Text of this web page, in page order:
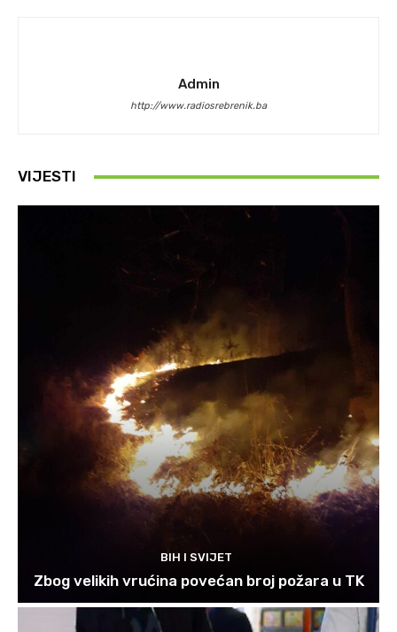
Admin
http://www.radiosrebrenik.ba
VIJESTI
BIH I SVIJET
Zbog velikih vrućina povećan broj požara u TK